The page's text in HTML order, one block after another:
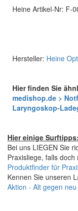
Heine Artikel-Nr: F-
Hersteller: Heine
Hier finden Sie
medishop.de >
Laryngoskop-
Hier einige Surftipps:
Bei uns LIEGEN Sie
Praxisliege, falls
Produktfinder für
Kennen Sie unseren
Aktion - Alt gegen neu